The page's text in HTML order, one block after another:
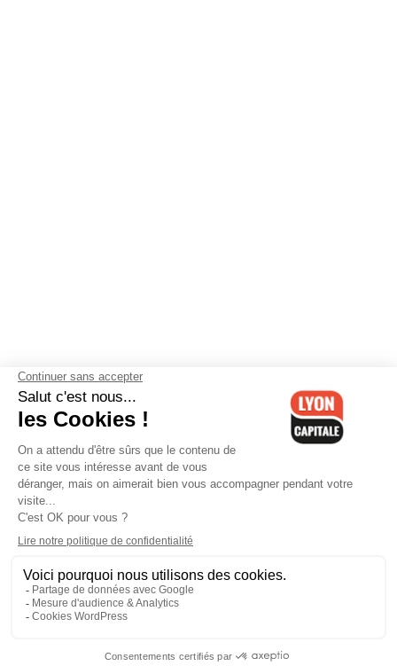
Contactez-nous-Mentions légales-CGV-Politique de
confidentialité-Gestion des cookies